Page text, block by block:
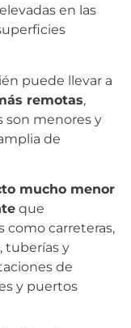
en las
puede llevar a
remotas,
son menores y
de
mucho menor
que
como carreteras,
tuberías y
de
y puertos